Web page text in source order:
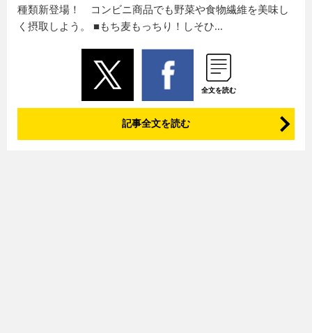
種類新登場！ コンビニ商品でも野菜や食物繊維を美味し
く摂取しよう。 ■もち麦もっちり！しそひ...
全文を読む
記事全文を読む